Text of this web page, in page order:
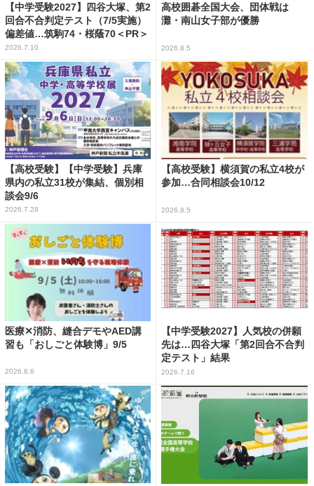
【中学受験2027】四谷大塚、第2
回合不合判定テスト（7/5実施）
偏差値…筑駒74・桜蔭70＜PR＞
2026.7.10
高校囲碁全国大会、団体戦は
灘・南山女子部が優勝
2026.8.5
【高校受験】【中学受験】兵庫
県内の私立31校が集結、個別相
談会9/6
2026.7.28
【高校受験】横須賀の私立4校が
参加…合同相談会10/12
2026.8.5
医療✕消防、縫合デモやAED講
習も「おしごと体験博」9/5
2026.8.6
【中学受験2027】人気校の併願
先は…四谷大塚「第2回合不合判
定テスト」結果
2026.7.16